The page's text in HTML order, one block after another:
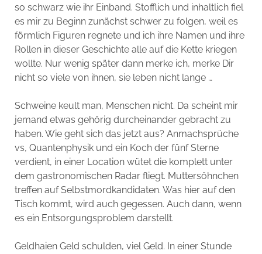
so schwarz wie ihr Einband. Stofflich und inhaltlich fiel
es mir zu Beginn zunächst schwer zu folgen, weil es
förmlich Figuren regnete und ich ihre Namen und ihre
Rollen in dieser Geschichte alle auf die Kette kriegen
wollte. Nur wenig später dann merke ich, merke Dir
nicht so viele von ihnen, sie leben nicht lange …
Schweine keult man, Menschen nicht. Da scheint mir
jemand etwas gehörig durcheinander gebracht zu
haben. Wie geht sich das jetzt aus? Anmachsprüche
vs, Quantenphysik und ein Koch der fünf Sterne
verdient, in einer Location wütet die komplett unter
dem gastronomischen Radar fliegt. Muttersöhnchen
treffen auf Selbstmordkandidaten. Was hier auf den
Tisch kommt, wird auch gegessen. Auch dann, wenn
es ein Entsorgungsproblem darstellt.
Geldhaien Geld schulden, viel Geld. In einer Stunde